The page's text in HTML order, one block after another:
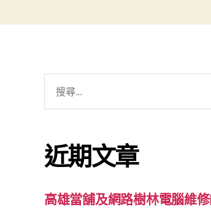
字:
近期文章
高雄當舖及網路樹林電腦維